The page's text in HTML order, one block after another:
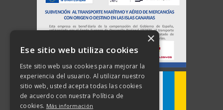
×
Ese sitio web utiliza cookies
Este sitio web usa cookies para mejorar la
experiencia del usuario. Al utilizar nuestro
sitio web, usted acepta todas las cookies
de acuerdo con nuestra Política de
cookies. Más información